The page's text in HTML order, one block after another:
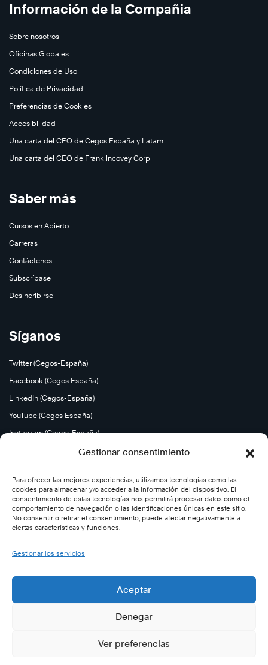
Gestionar consentimiento
Para ofrecer las mejores experiencias, utilizamos tecnologías como las
cookies para almacenar y/o acceder a la información del dispositivo. El
consentimiento de estas tecnologías nos permitirá procesar datos como el
comportamiento de navegación o las identificaciones únicas en este sitio.
No consentir o retirar el consentimiento, puede afectar negativamente a
ciertas características y funciones.
Gestionar los servicios
Aceptar
Denegar
Ver preferencias
Información de la Compañia
Sobre nosotros
Oficinas Globales
Condiciones de Uso
Política de Privacidad
Preferencias de Cookies
Accesibilidad
Una carta del CEO de Cegos España y Latam
Una carta del CEO de Franklincovey Corp
Saber más
Cursos en Abierto
Carreras
Contáctenos
Subscríbase
Desincribirse
Síganos
Twitter (Cegos-España)
Facebook (Cegos España)
LinkedIn (Cegos-España)
YouTube (Cegos España)
Instagram (Cegos-España)